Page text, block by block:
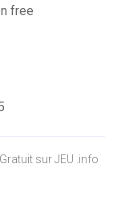
free
sur JEU .info